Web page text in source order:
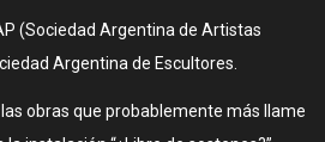
(Sociedad Argentina de Artistas
Argentina de Escultores.
obras que probablemente más llame